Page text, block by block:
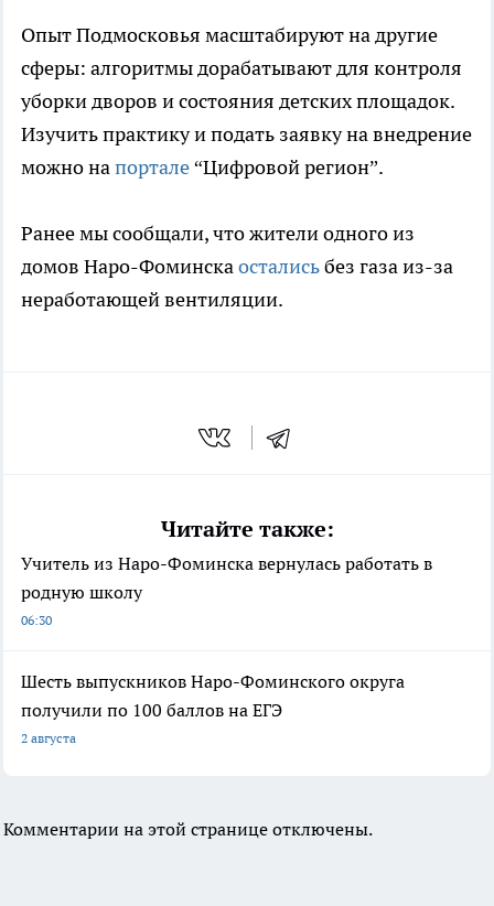
Опыт Подмосковья масштабируют на другие
сферы: алгоритмы дорабатывают для контроля
уборки дворов и состояния детских площадок.
Изучить практику и подать заявку на внедрение
можно напортале“Цифровой регион”.
Ранее мы сообщали, что жители одного из
домов Наро-Фоминскаосталисьбез газа из-за
неработающей вентиляции.
Читайте также:
Учитель из Наро-Фоминска вернулась работать в
родную школу
06:30
Шесть выпускников Наро-Фоминского округа
получили по 100 баллов на ЕГЭ
2 августа
Комментарии на этой странице отключены.